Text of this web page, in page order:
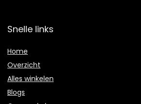
Snelle links
Home
Overzicht
Alles winkelen
Blogs